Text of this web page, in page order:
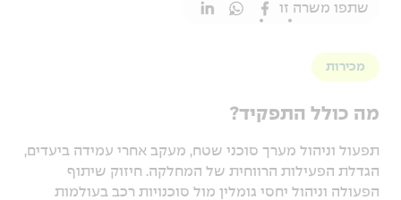
שתפו משרה זו
מכירות
מה כולל התפקיד?
תפעול וניהול מערך סוכני שטח, מעקב אחרי עמידה ביעדים,
הגדלת הפעילות הרווחית של המחלקה. חיזוק שיתוף
הפעולה וניהול יחסי גומלין מול סוכנויות רכב בעולמות